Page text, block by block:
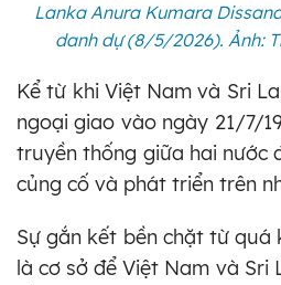
Lanka Anura Kumara
danh dự (8/5/2026). Ảnh:
Kể từ khi Việt Nam và Sri
ngoại giao vào ngày 21/7/
truyền thống giữa hai nước
củng cố và phát triển trên
Sự gắn kết bền chặt từ quá
là cơ sở để Việt Nam và Sri